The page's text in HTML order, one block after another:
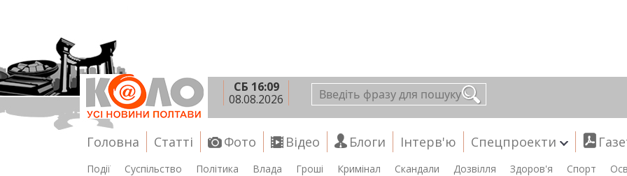
СБ 16:09
08.08.2026
Головна Статті Фото Відео Блоги Інтерв'ю Спецпроекти
Події Суспільство Політика Влада Гроші Кримінал Скандали Дозвілля Здоров'я Спорт